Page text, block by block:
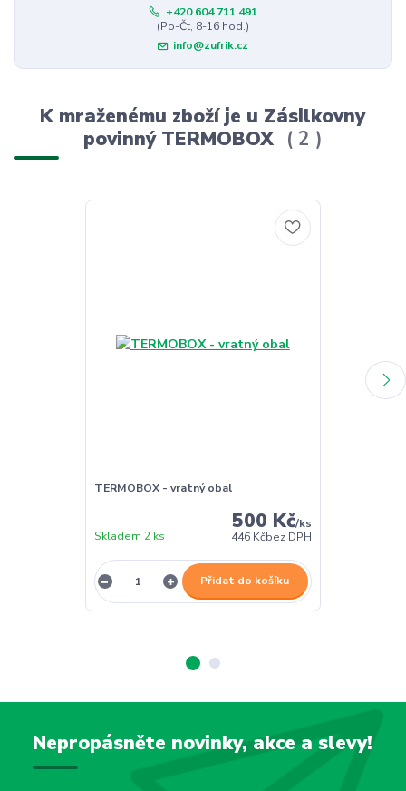
+420 604 711 491
(Po-Čt, 8-16 hod.)
info@zufrik.cz
K mraženému zboží je u Zásilkovny
povinný TERMOBOX
2
TERMOBOX - vratný obal
500 Kč/ks
446 Kčbez DPH
Skladem 2 ks
Přidat do košíku
Nepropásněte novinky, akce a slevy!